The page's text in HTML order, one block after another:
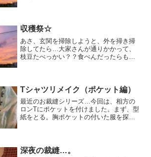
ーホラー...
収穫祭☆
あさ、玄関を掃除しようと、外を掃き掃
除してたら…大家さんが通りかかって、
枝豆たべっかい？？食べんだったらもぎ
ルに山盛りです。あしたは...
Tシャツリメイク（ポケット編）
最近のお裁縫シリーズ…今回は、相方の
ロンTにポケットを付けました。まず、型
紙をとる。胸ポケットの付いた服を探し
したら、厚紙を、そのサ...
深夜の裁縫…。